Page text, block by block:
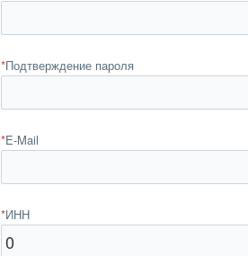
*Подтверждение пароля
*E-Mail
*ИНН